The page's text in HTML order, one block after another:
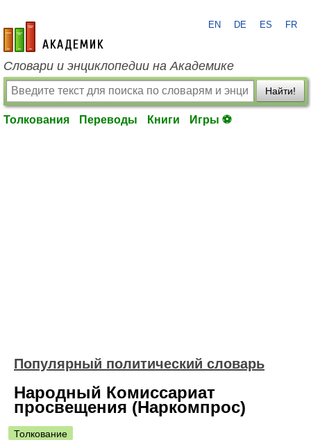
academic.ru
EN DE ES FR
Словари и энциклопедии на Академике
Найти!
Толкования Переводы Книги Игры ⚽
Популярный политический словарь
Народный Комиссариат
просвещения (Наркомпрос)
Толкование